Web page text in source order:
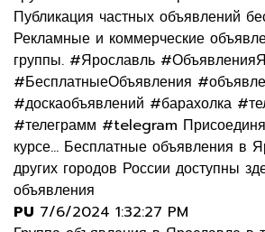
Публикация частных объявлений
Рекламные и коммерческие
группы. #Ярославль
#БесплатныеОбъявления
#доскаобъявлений #барахолка
#телеграмм #telegram
курсе... Бесплатные объявления в
других городов России доступны
объявления
PU 7/6/2024 1:32:27 PM